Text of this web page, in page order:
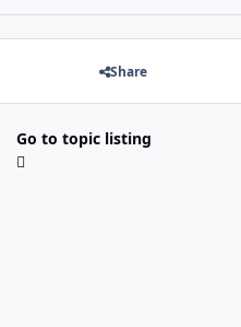
Share
Go to topic listing